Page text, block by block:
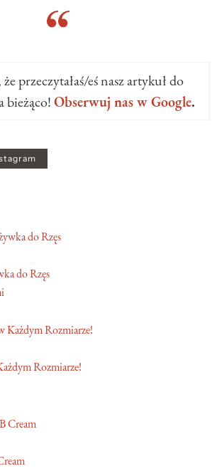
przeczytałaś/eś nasz artykuł do
bieżąco!Obserwuj nas w Google.
do Rzęs
Rozmiarze!